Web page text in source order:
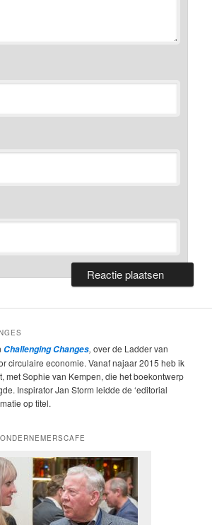
Challenging Changes, over de Ladder van
circulaire economie. Vanaf najaar 2015 heb ik
met Sophie van Kempen, die het boekontwerp
Inspirator Jan Storm leidde de ‘editorial
op titel.